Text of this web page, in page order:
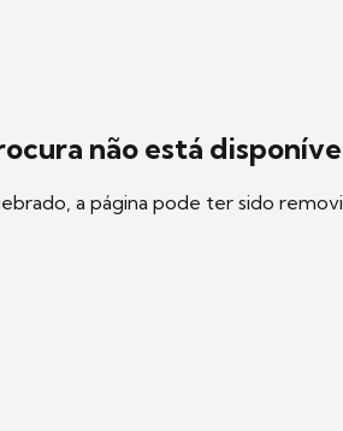
não está
a página pode ter sido